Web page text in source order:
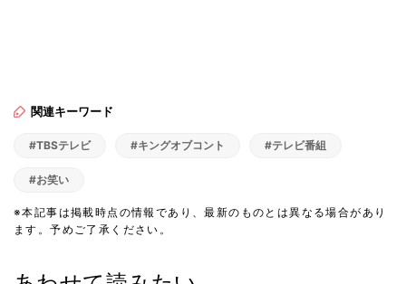
関連キーワード
#TBSテレビ #キングオブコント #テレビ番組
#お笑い
※本記事は掲載時点の情報であり、最新のものとは異なる場合があり
ます。予めご了承ください。